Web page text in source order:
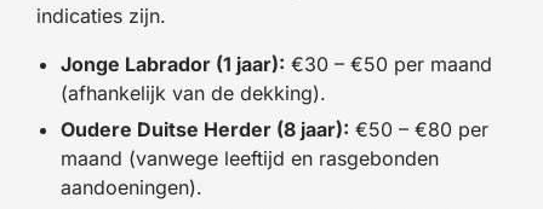
indicaties zijn.
Jonge Labrador (1 jaar): €30 – €50 per maand
(afhankelijk van de dekking).
Oudere Duitse Herder (8 jaar): €50 – €80 per
maand (vanwege leeftijd en rasgebonden
aandoeningen).